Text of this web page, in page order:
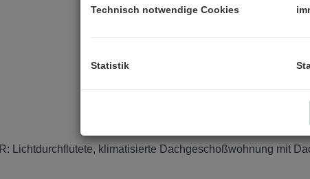
Technisch notwendige Cookies
Statistik